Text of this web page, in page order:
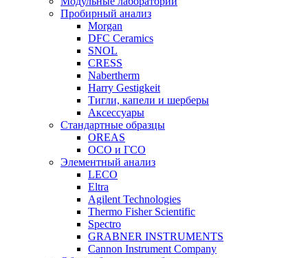
Пробирный анализ
Morgan
DFC Ceramics
SNOL
CRESS
Nabertherm
Harry Gestigkeit
Тигли, капели и шерберы
Аксессуары
Стандартные образцы
OREAS
ОСО и ГСО
Элементный анализ
LECO
Eltra
Agilent Technologies
Thermo Fisher Scientific
Spectro
GRABNER INSTRUMENTS
Cannon Instrument Company